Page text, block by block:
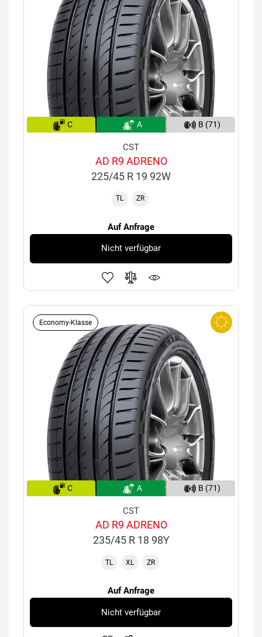
C A B (71)
CST
AD R9 ADRENO
225/45 R 19 92W
TL ZR
Auf Anfrage
Nicht verfügbar
Economy-Klasse
C A B (71)
CST
AD R9 ADRENO
235/45 R 18 98Y
TL XL ZR
Auf Anfrage
Nicht verfügbar